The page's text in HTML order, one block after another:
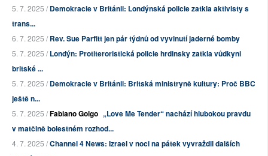
5. 7. 2025 /Demokracie v Británii: Londýnská policie zatkla aktivisty s
trans...
6. 7. 2025 /Rev. Sue Parfitt jen pár týdnů od vyvinutí jaderné bomby
5. 7. 2025 /Londýn: Protiteroristická policie hrdinsky zatkla vůdkyni
britské ...
5. 7. 2025 /Demokracie v Británii: Britská ministryně kultury: Proč BBC
ještě n...
5. 7. 2025 /Fabiano Golgo „Love Me Tender“ nachází hlubokou pravdu
v matčině bolestném rozhod...
4. 7. 2025 /Channel 4 News: Izrael v noci na pátek vyvraždil dalších